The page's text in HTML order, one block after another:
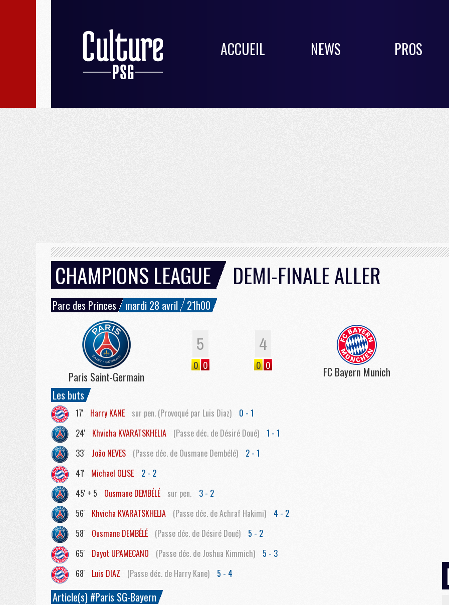
ACCUEIL NEWS PROS
CHAMPIONS LEAGUE DEMI-FINALE ALLER
Parc des Princes mardi 28 avril 21h00
Paris Saint-Germain
5 4
0 0 0 0
FC Bayern Munich
Les buts
17' Harry KANE sur pen. (Provoqué par Luis Diaz)
0 - 1
24'
Khvicha KVARATSKHELIA (Passe déc. de Désiré Doué)
1 - 1
33'
João NEVES (Passe déc. de Ousmane Dembélé)
2 - 1
41'
Michael OLISE
2 - 2
45' + 5
Ousmane DEMBÉLÉ sur pen.
3 - 2
56'
Khvicha KVARATSKHELIA (Passe déc. de Achraf Hakimi)
4 - 2
58'
Ousmane DEMBÉLÉ (Passe déc. de Désiré Doué)
5 - 2
65'
Dayot UPAMECANO (Passe déc. de Joshua Kimmich)
5 - 3
68'
Luis DIAZ (Passe déc. de Harry Kane) 5 - 4
Article(s) #Paris SG-Bayern